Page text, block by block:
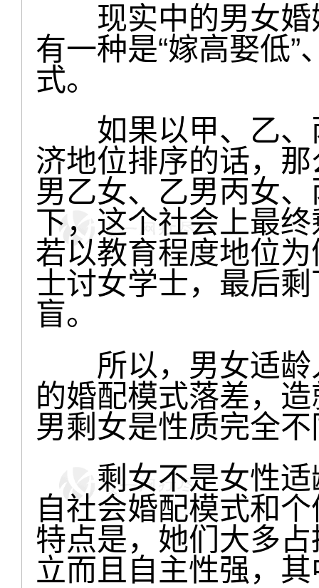
现实中的男女婚
有一种是“嫁高娶低”
式。
如果以甲、乙、
济地位排序的话，
男乙女、乙男丙女
下，这个社会上最
若以教育程度地位
士讨女学士，最后
盲。
所以，男女适龄
的婚配模式落差，
男剩女是性质完全
剩女不是女性适
自社会婚配模式和
特点是，她们大多
立而且自主性强，